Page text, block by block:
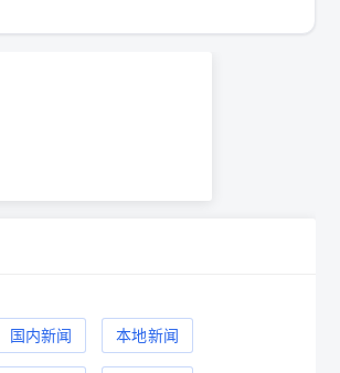
国内新闻 本地新闻